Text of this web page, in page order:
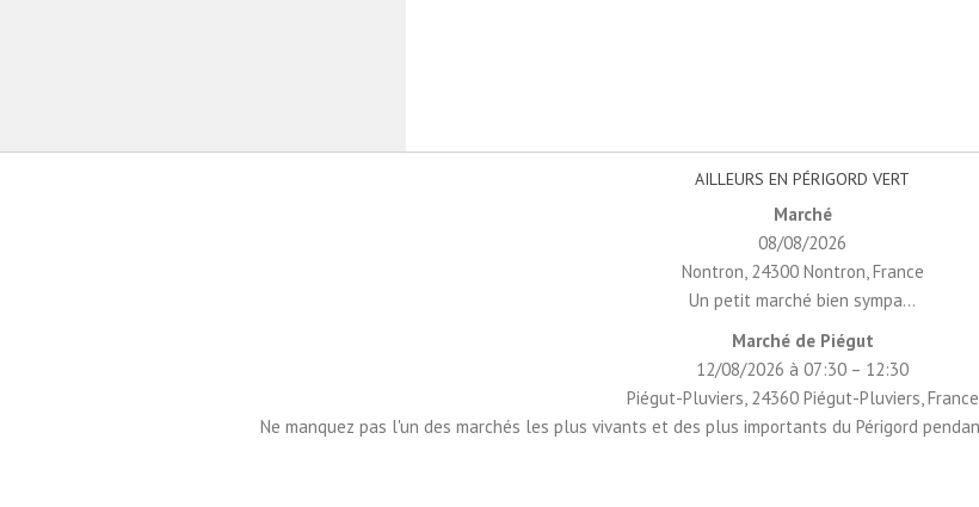
AILLEURS EN PÉRIGORD VERT
Marché
08/08/2026
Nontron, 24300 Nontron, France
Un petit marché bien sympa...
Marché de Piégut
12/08/2026 à 07:30 – 12:30
Piégut-Pluviers, 24360 Piégut-Pluviers, France
Ne manquez pas l'un des marchés les plus vivants et des plus importants du Périgord